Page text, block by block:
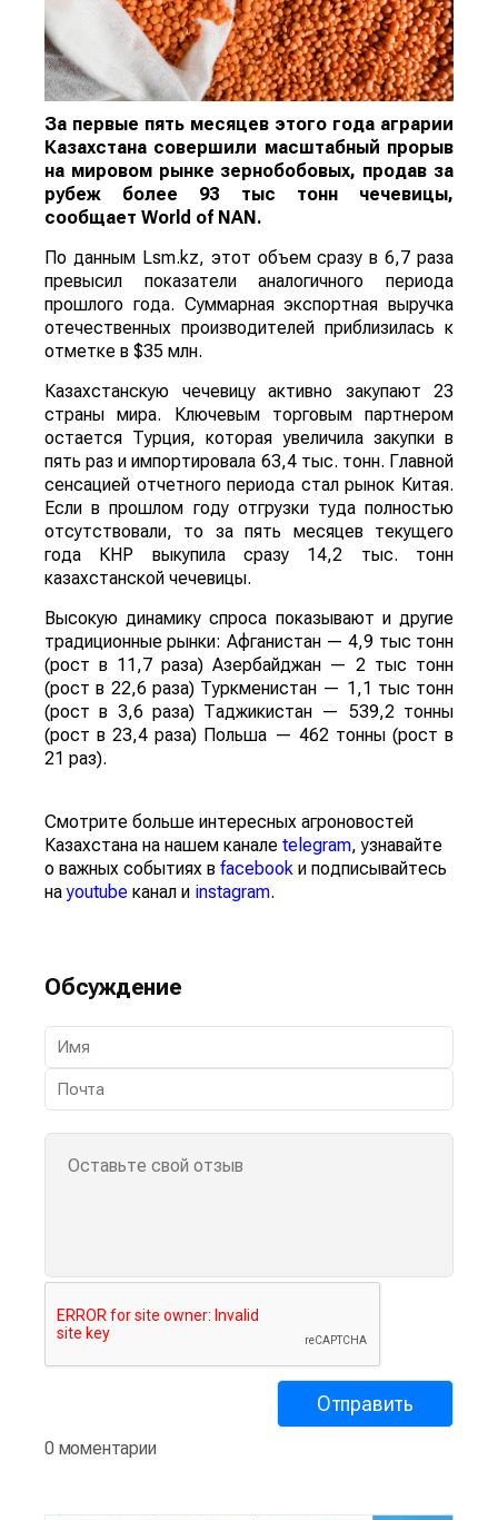
За первые пять месяцев этого года аграрии
Казахстана совершили масштабный прорыв
на мировом рынке зернобобовых, продав за
рубеж более 93 тыс тонн чечевицы,
сообщает World of NAN .
По данным Lsm.kz, этот объем сразу в 6,7 раза
превысил показатели аналогичного периода
прошлого года. Суммарная экспортная выручка
отечественных производителей приблизилась к
отметке в $35 млн.
Казахстанскую чечевицу активно закупают 23
страны мира. Ключевым торговым партнером
остается Турция, которая увеличила закупки в
пять раз и импортировала 63,4 тыс. тонн. Главной
сенсацией отчетного периода стал рынок Китая.
Если в прошлом году отгрузки туда полностью
отсутствовали, то за пять месяцев текущего
года КНР выкупила сразу 14,2 тыс. тонн
казахстанской чечевицы.
Высокую динамику спроса показывают и другие
традиционные рынки: Афганистан — 4,9 тыс тонн
(рост в 11,7 раза) Азербайджан — 2 тыс тонн
(рост в 22,6 раза) Туркменистан — 1,1 тыс тонн
(рост в 3,6 раза) Таджикистан — 539,2 тонны
(рост в 23,4 раза) Польша — 462 тонны (рост в
21 раз).
Смотрите больше интересных агроновостей
Казахстана на нашем канале telegram, узнавайте
о важных событиях в facebook и подписывайтесь
наyoutube канал и instagram.
Обсуждение
0 моментарии